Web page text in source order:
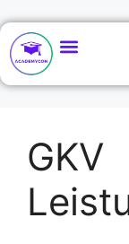
GKV